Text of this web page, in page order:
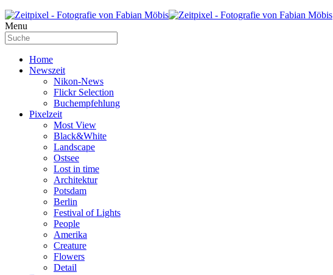
Menu
Home
Newszeit
Nikon-News
Flickr Selection
Buchempfehlung
Pixelzeit
Most View
Black&White
Landscape
Ostsee
Lost in time
Architektur
Potsdam
Berlin
Festival of Lights
People
Amerika
Creature
Flowers
Detail